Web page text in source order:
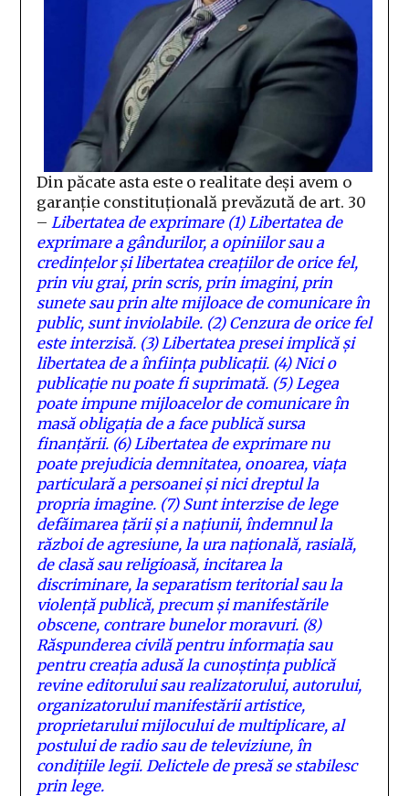
Din păcate asta este o realitate deși avem o
garanție constituțională prevăzută de art. 30
– Libertatea de exprimare (1) Libertatea de
exprimare a gândurilor, a opiniilor sau a
credințelor și libertatea creațiilor de orice fel,
prin viu grai, prin scris, prin imagini, prin
sunete sau prin alte mijloace de comunicare în
public, sunt inviolabile. (2) Cenzura de orice fel
este interzisă. (3) Libertatea presei implică și
libertatea de a înființa publicații. (4) Nici o
publicație nu poate fi suprimată. (5) Legea
poate impune mijloacelor de comunicare în
masă obligația de a face publică sursa
finanțării. (6) Libertatea de exprimare nu
poate prejudicia demnitatea, onoarea, viața
particulară a persoanei și nici dreptul la
propria imagine. (7) Sunt interzise de lege
defăimarea țării și a națiunii, îndemnul la
război de agresiune, la ura națională, rasială,
de clasă sau religioasă, incitarea la
discriminare, la separatism teritorial sau la
violență publică, precum și manifestările
obscene, contrare bunelor moravuri. (8)
Răspunderea civilă pentru informația sau
pentru creația adusă la cunoștința publică
revine editorului sau realizatorului, autorului,
organizatorului manifestării artistice,
proprietarului mijlocului de multiplicare, al
postului de radio sau de televiziune, în
condițiile legii. Delictele de presă se stabilesc
prin lege.